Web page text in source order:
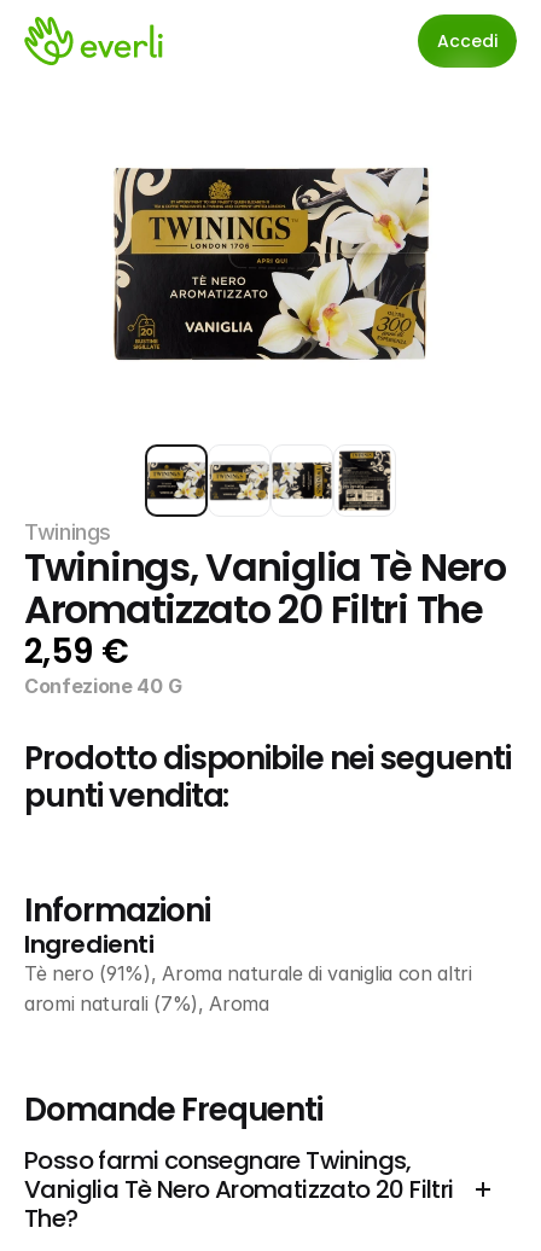
Accedi
Twinings
Twinings, Vaniglia Tè Nero
Aromatizzato 20 Filtri The
2,59 €
Confezione 40 G
Prodotto disponibile nei seguenti
punti vendita:
Informazioni
Ingredienti
Tè nero (91%), Aroma naturale di vaniglia con altri
aromi naturali (7%), Aroma
Domande Frequenti
Posso farmi consegnare Twinings,
Vaniglia Tè Nero Aromatizzato 20 Filtri
The?